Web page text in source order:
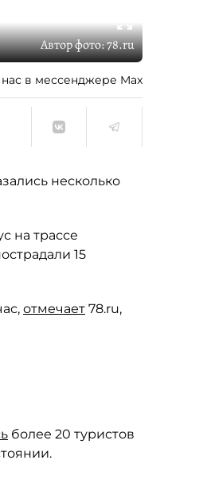
Автор фото:78.ru
в мессенджере Max
несколько
на трассе
15
отмечает 78.ru,
более 20 туристов